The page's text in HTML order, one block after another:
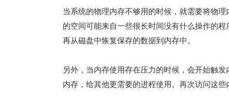
当系统的物理内存不够用的时候，就需要将物
的空间可能来自一些很长时间没有什么操作的
再从磁盘中恢复保存的数据到内存中。
另外，当内存使用存在压力的时候，会开始触
内存，给其他更需要的进程使用。再次访问这些